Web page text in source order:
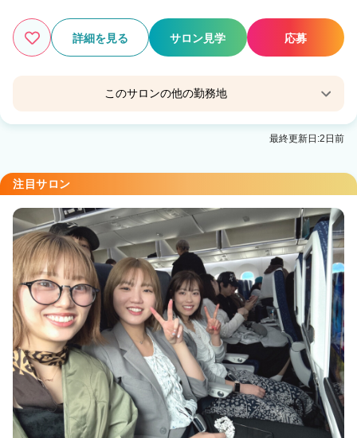
詳細を見る サロン見学 応募
このサロンの他の勤務地
ail【エイル】町田駅店
Emerge【エマージュ】立川駅店
Emerge 橋本【エマージュ】橋本北口店
橋本(神奈川)駅 徒歩2分
Emerge【エマージュ】海老名駅店
海老名駅 徒歩3分
Emerge(エマージュ) 藤沢店
藤沢駅 徒歩2分
Emerge（エマージュ） 横浜店
横浜駅 徒歩2分
最終更新日:2日前
注目サロン